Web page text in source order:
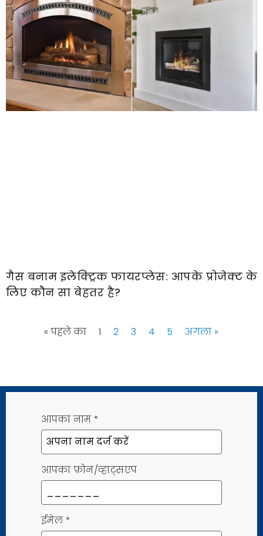
गैस बनाम इलेक्ट्रिक फायरप्लेस: आपके प्रोजेक्ट के
लिए कौन सा बेहतर है?
« पहले का 1 2 3 4 5 अगला »
आपका नाम*
आपका फ़ोन/व्हाट्सएप
ईमेल*